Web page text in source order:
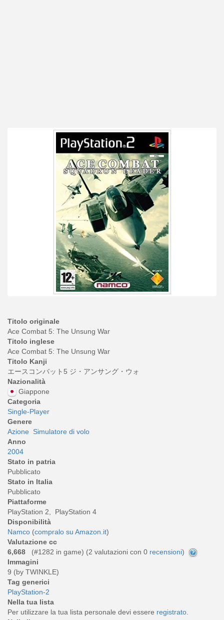
Titolo originale
Ace Combat 5: The Unsung War
Titolo inglese
Ace Combat 5: The Unsung War
Titolo Kanji
エースコンバット5 ジ・アンサング・ウォ
Nazionalità
Giappone
Categoria
Single-Player
Genere
Azione Simulatore di volo
Anno
2004
Stato in patria
Pubblicato
Stato in Italia
Pubblicato
Piattaforme
PlayStation 2, PlayStation 4
Disponibilità
Namco (compralo su Amazon.it)
Valutazione cc
6,668
(#1282 in game) (2 valutazioni con 0 recensioni)
Immagini
9 (by TWINKLE)
Tag generici
PlayStation-2
Nella tua lista
Per utilizzare la tua lista personale devi essere registrato.